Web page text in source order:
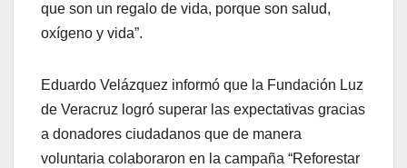
que son un regalo de vida, porque son salud,
oxígeno y vida”.
Eduardo Velázquez informó que la Fundación Luz
de Veracruz logró superar las expectativas gracias
a donadores ciudadanos que de manera
voluntaria colaboraron en la campaña “Reforestar